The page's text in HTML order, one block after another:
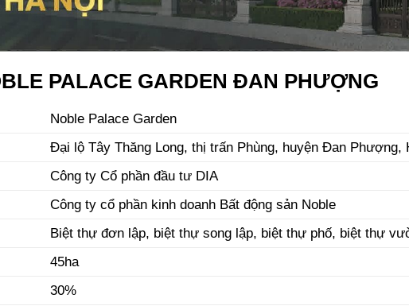
PALACE GARDEN ĐAN PHƯỢNG
Noble Palace Garden
Đại lộ Tây Thăng Long, thị trấn Phùng, huyện Đan Phượng,
Công ty Cổ phần đầu tư DIA
Công ty cổ phần kinh doanh Bất động sản Noble
Biệt thự đơn lập, biệt thự song lập, biệt thự phố, biệt thự
45ha
30%